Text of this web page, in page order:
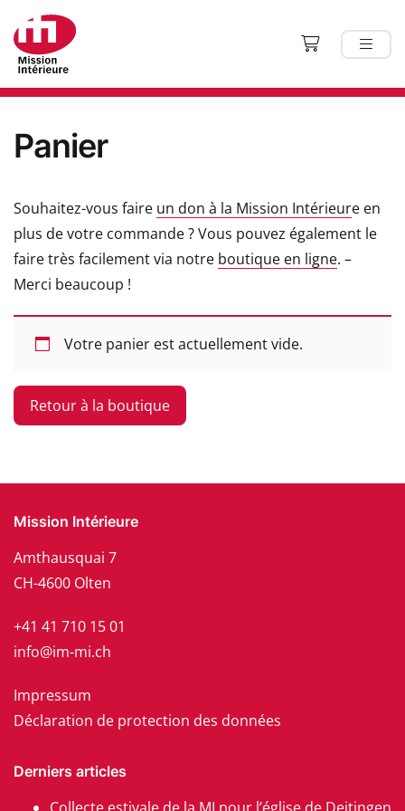
Panier
Souhaitez-vous faire un don à la Mission Intérieure en
plus de votre commande ? Vous pouvez également le
faire très facilement via notre boutique en ligne. –
Merci beaucoup !
Votre panier est actuellement vide.
Retour à la boutique
Mission Intérieure
Amthausquai 7
CH-4600 Olten
+41 41 710 15 01
info@im-mi.ch
Impressum
Déclaration de protection des données
Derniers articles